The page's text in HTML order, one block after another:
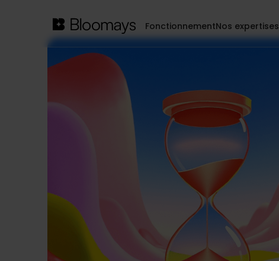
FonctionnementNos expertises